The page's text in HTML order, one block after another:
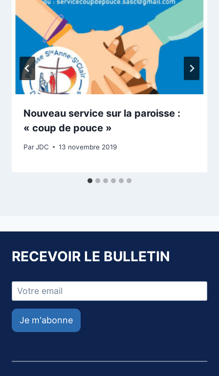
Nouveau service sur la paroisse :
« coup de pouce »
ParJDC 13 novembre 2019
RECEVOIR LE BULLETIN
Je m'abonne